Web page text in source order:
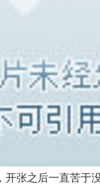
开张之后一直苦于